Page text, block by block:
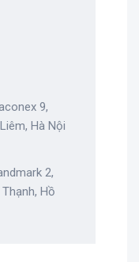
9,
Hà Nội
2,
Hồ